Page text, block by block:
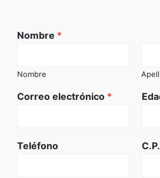
Nombre *
Nombre
Correo electrónico *
Teléfono C.P.